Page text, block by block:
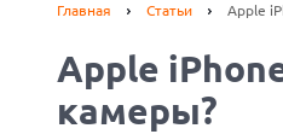
Главная Статьи Apple
Apple
камеры?